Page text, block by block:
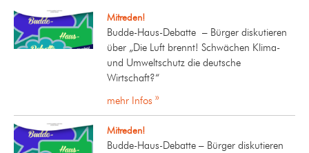
Mitreden!
Budde-Haus-Debatte – Bürger diskutieren
über „Die Luft brennt! Schwächen Klima-
und Umweltschutz die deutsche
Wirtschaft?“
mehr Infos »
Mitreden!
Budde-Haus-Debatte – Bürger diskutieren